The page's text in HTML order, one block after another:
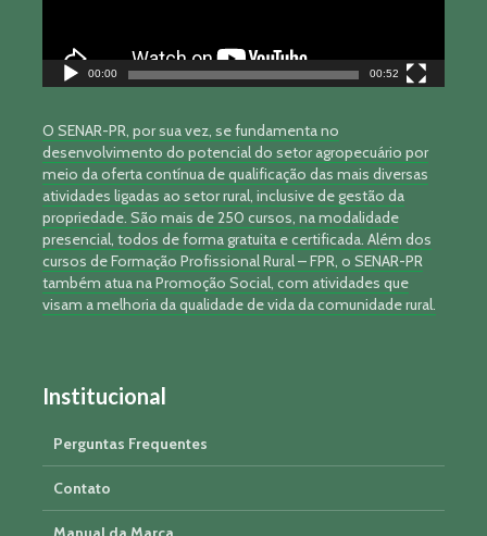
00:00 00:52
O SENAR-PR, por sua vez, se fundamenta no
desenvolvimento do potencial do setor agropecuário por
meio da oferta contínua de qualificação das mais diversas
atividades ligadas ao setor rural, inclusive de gestão da
propriedade. São mais de 250 cursos, na modalidade
presencial, todos de forma gratuita e certificada. Além dos
cursos de Formação Profissional Rural – FPR, o SENAR-PR
também atua na Promoção Social, com atividades que
visam a melhoria da qualidade de vida da comunidade rural.
Institucional
Perguntas Frequentes
Contato